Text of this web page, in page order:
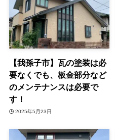
【我孫子市】瓦の塗装は必
要なくでも、板金部分など
のメンテナンスは必要で
す！
2025年5月23日